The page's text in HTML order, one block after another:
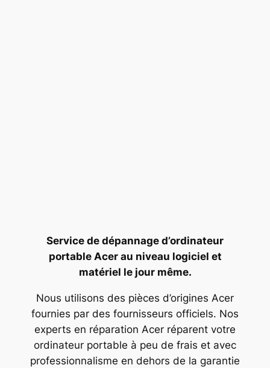
Service de dépannage d’ordinateur
portable Acer au niveau logiciel et
matériel le jour même.
Nous utilisons des pièces d’origines Acer
fournies par des fournisseurs officiels. Nos
experts en réparation Acer réparent votre
ordinateur portable à peu de frais et avec
professionnalisme en dehors de la garantie